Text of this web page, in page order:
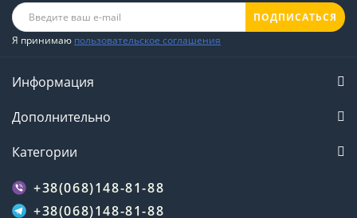
ПОДПИСАТЬСЯ
Я принимаю пользовательское соглашения
Информация
Дополнительно
Категории
+38(068)148-81-88
+38(068)148-81-88